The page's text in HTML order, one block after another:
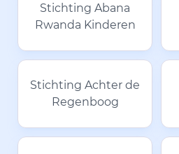
Stichting Abana
Rwanda Kinderen
Stichting Achter de
Regenboog